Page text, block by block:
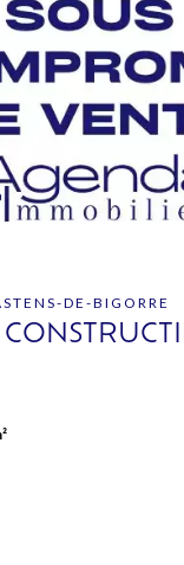
DE-BIGORRE